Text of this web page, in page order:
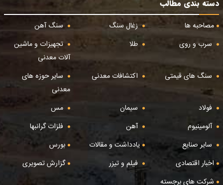
دسته بندی مطالب
مصاحبه ها
زغال سنگ
سنگ آهن
سرب و روی
طلا
تجهیزات و ماشین
آلات معدنی
سنگ های قیمتی
اکتشافات معدنی
سایر حوزه های
معدنی
فولاد
سیمان
مس
آلومینیوم
آهن
فلزات گرانبها
سایر صنایع
یادداشت و مقالات
بورس
اخبار اقتصادی
فیلم و تیزر
گزارش تصویری
شرکت های برجسته